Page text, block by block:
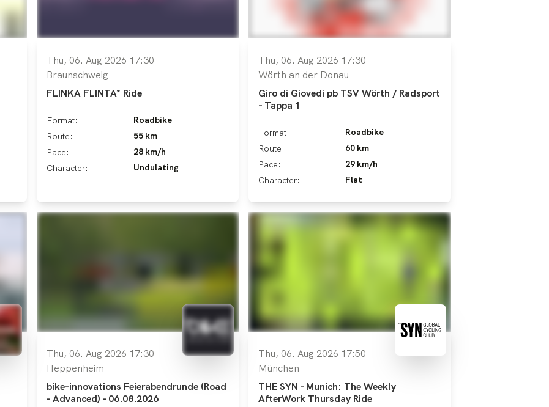
Thu, 06. Aug 2026 17:30
Braunschweig
FLINKA FLINTA* Ride
Format:
Roadbike
Route:
55 km
Pace:
28 km/h
Character:
Undulating
Thu, 06. Aug 2026 17:30
Wörth an der Donau
Giro di Giovedi pb TSV Wörth / Radsport
- Tappa 1
Format:
Roadbike
Route:
60 km
Pace:
29 km/h
Character:
Flat
Thu, 06. Aug 2026 17:30
Heppenheim
bike-innovations Feierabendrunde (Road
- Advanced) - 06.08.2026
Thu, 06. Aug 2026 17:50
München
THE SYN - Munich: The Weekly
AfterWork Thursday Ride